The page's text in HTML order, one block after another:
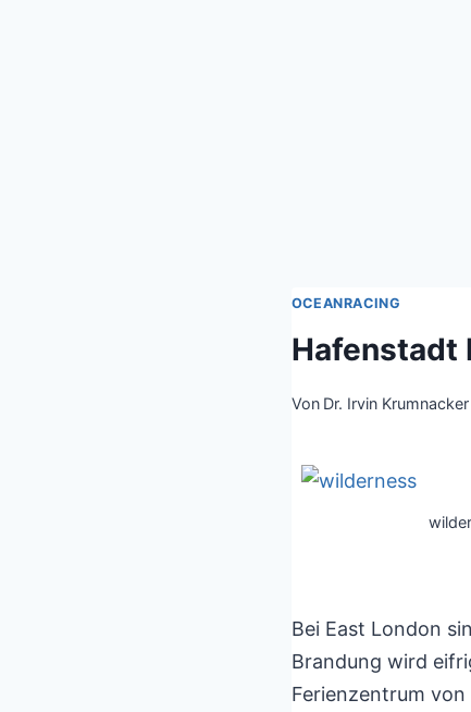
OCEANRACING
Hafenstadt
Von Dr. Irvin Krumnacker
Bei East London
Brandung wird
Ferienzentrum